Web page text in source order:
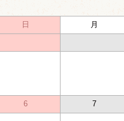
日 月
6 7